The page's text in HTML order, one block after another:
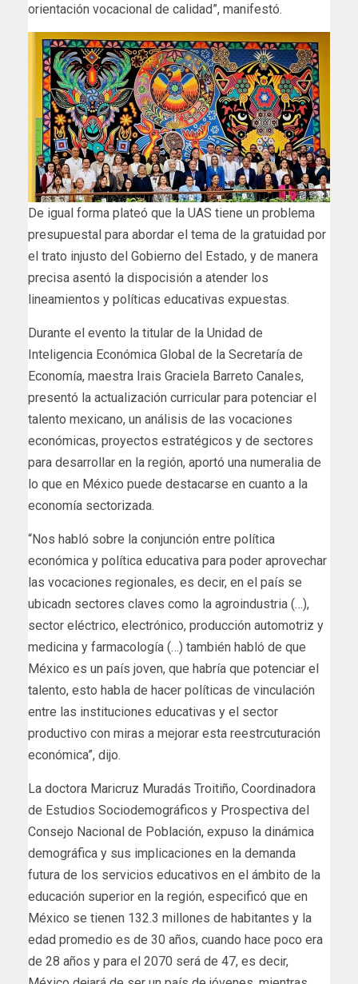
orientación vocacional de calidad”, manifestó.
De igual forma plateó que la UAS tiene un problema
presupuestal para abordar el tema de la gratuidad por
el trato injusto del Gobierno del Estado, y de manera
precisa asentó la dispocisión a atender los
lineamientos y políticas educativas expuestas.
Durante el evento la titular de la Unidad de
Inteligencia Económica Global de la Secretaría de
Economía, maestra Irais Graciela Barreto Canales,
presentó la actualización curricular para potenciar el
talento mexicano, un análisis de las vocaciones
económicas, proyectos estratégicos y de sectores
para desarrollar en la región, aportó una numeralia de
lo que en México puede destacarse en cuanto a la
economía sectorizada.
“Nos habló sobre la conjunción entre política
económica y política educativa para poder aprovechar
las vocaciones regionales, es decir, en el país se
ubicadn sectores claves como la agroindustria (…),
sector eléctrico, electrónico, producción automotriz y
medicina y farmacología (…) también habló de que
México es un país joven, que habría que potenciar el
talento, esto habla de hacer políticas de vinculación
entre las instituciones educativas y el sector
productivo con miras a mejorar esta reestrcuturación
económica”, dijo.
La doctora Maricruz Muradás Troitiño, Coordinadora
de Estudios Sociodemográficos y Prospectiva del
Consejo Nacional de Población, expuso la dinámica
demográfica y sus implicaciones en la demanda
futura de los servicios educativos en el ámbito de la
educación superior en la región, especificó que en
México se tienen 132.3 millones de habitantes y la
edad promedio es de 30 años, cuando hace poco era
de 28 años y para el 2070 será de 47, es decir,